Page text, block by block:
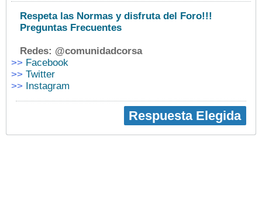
Respeta las Normas y disfruta del Foro!!!
Preguntas Frecuentes
Redes: @comunidadcorsa
>> Facebook
>> Twitter
>>
Instagram
Respuesta Elegida